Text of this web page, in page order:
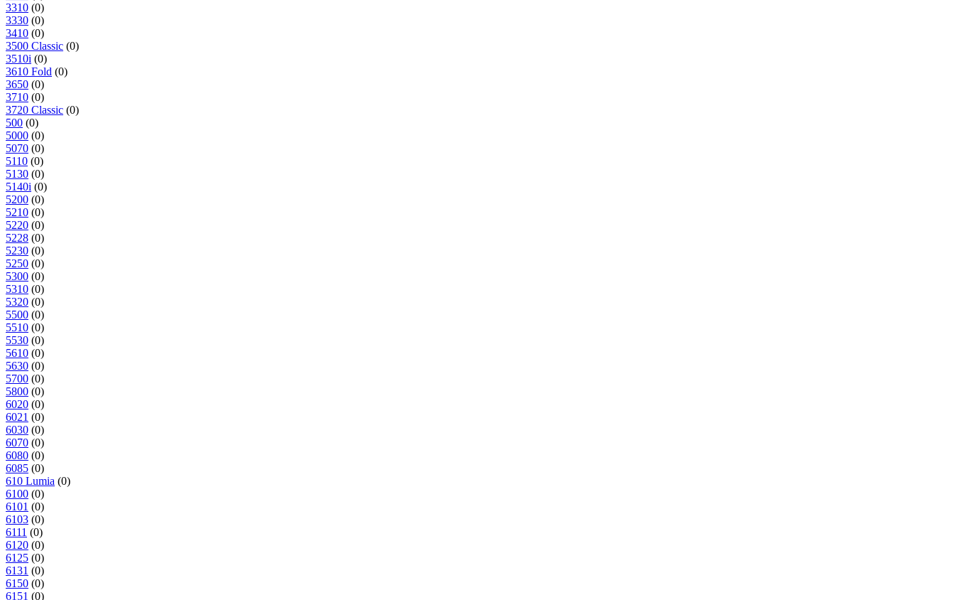
3310 (0)
3330 (0)
3410 (0)
3500 Classic (0)
3510i (0)
3610 Fold (0)
3650 (0)
3710 (0)
3720 Classic (0)
500 (0)
5000 (0)
5070 (0)
5110 (0)
5130 (0)
5140i (0)
5200 (0)
5210 (0)
5220 (0)
5228 (0)
5230 (0)
5250 (0)
5300 (0)
5310 (0)
5320 (0)
5500 (0)
5510 (0)
5530 (0)
5610 (0)
5630 (0)
5700 (0)
5800 (0)
6020 (0)
6021 (0)
6030 (0)
6070 (0)
6080 (0)
6085 (0)
610 Lumia (0)
6100 (0)
6101 (0)
6103 (0)
6111 (0)
6120 (0)
6125 (0)
6131 (0)
6150 (0)
6151 (0)